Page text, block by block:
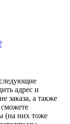
адрес и
заказа, а также
(на них тоже